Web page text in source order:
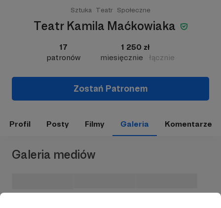
Sztuka Teatr Społeczne
Teatr Kamila Maćkowiaka
17
patronów
1 250 zł
miesięcznie
łącznie
Zostań Patronem
Profil Posty Filmy Galeria Komentarze
Galeria mediów